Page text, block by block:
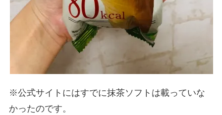
※公式サイトにはすでに抹茶ソフトは載っていな
かったのです。